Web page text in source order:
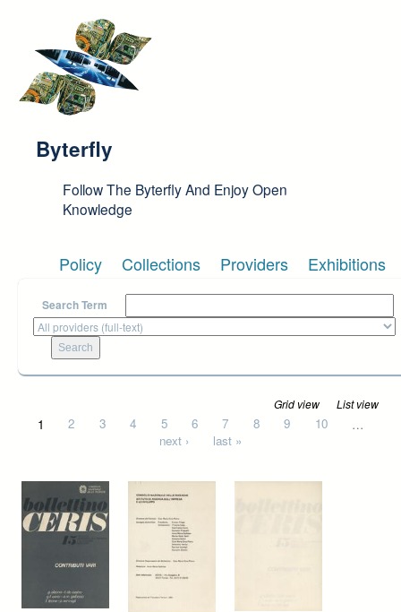
Byterfly
Follow The Byterfly And Enjoy Open
Knowledge
Policy Collections Providers Exhibitions
Search Term
Grid view List view
Pages
1 2 3 4 5 6 7 8 9 10
…
next ›
last »